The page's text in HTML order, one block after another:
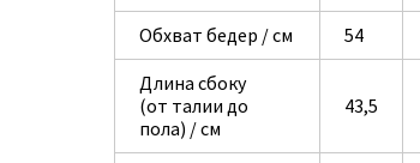
Обхват бедер / см
54
Длина сбоку
(от талии до
пола) / см
43,5